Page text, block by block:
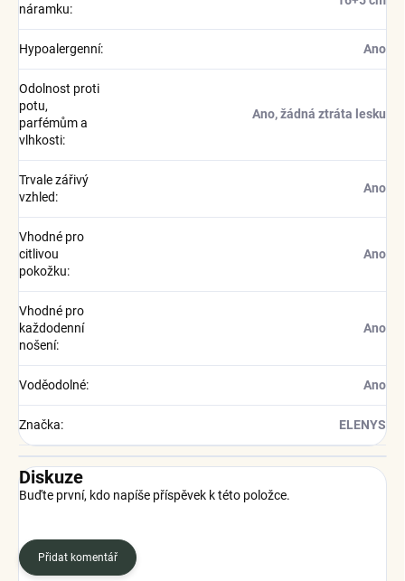
náramku:
Hypoalergenní: Ano
Odolnost proti
potu,
parfémům a
vlhkosti:
Ano, žádná ztráta lesku
Trvale zářivý
vzhled:
Ano
Vhodné pro
citlivou
pokožku:
Ano
Vhodné pro
každodenní
nošení:
Ano
Voděodolné: Ano
Značka: ELENYS
Diskuze
Buďte první, kdo napíše příspěvek k této položce.
Přidat komentář